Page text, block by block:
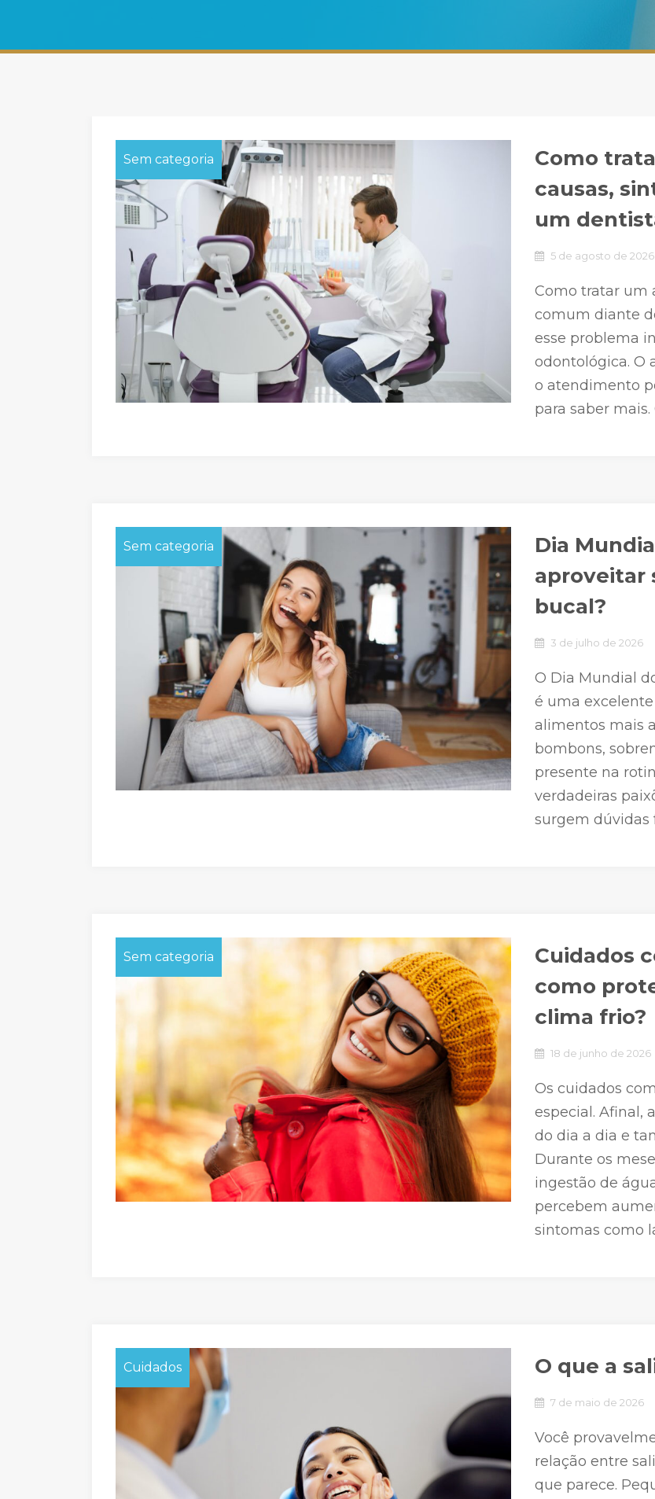
Sem categoria
Como
causas,
um
5 de agosto de 2026
Como tratar um
comum diante
esse problema
odontológica. O
o atendimento
para saber
Sem categoria
Dia
aproveitar
bucal?
3 de julho de 2026
O Dia Mundial
é uma
alimentos mais
bombons,
presente na
verdadeiras
surgem dúvidas
Sem categoria
Cuidados
como
clima frio?
18 de junho de 2026
Os cuidados
especial. Afinal,
do dia a dia e
Durante os
ingestão de
percebem
sintomas como
Cuidados O que a
7 de maio de 2026
Você
relação entre
que parece.